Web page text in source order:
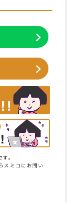
。
スミコにお問い